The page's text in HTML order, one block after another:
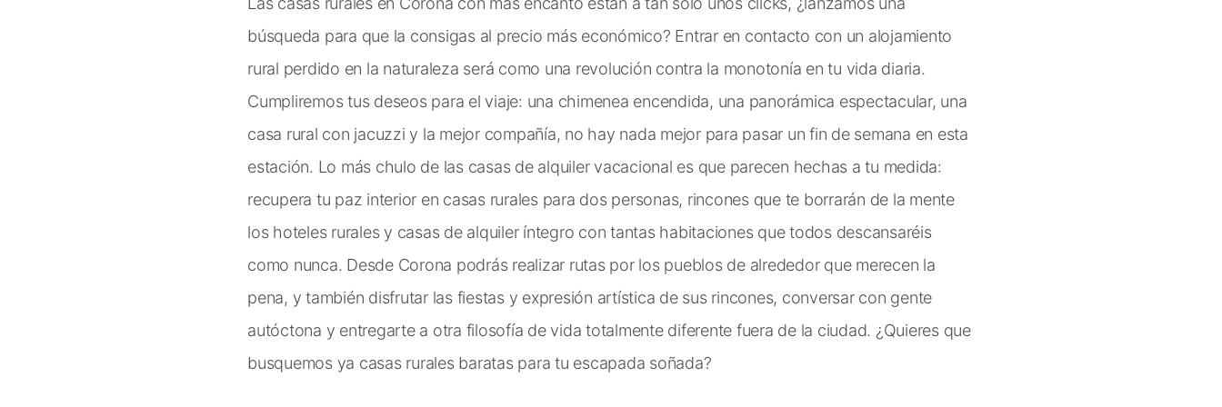
búsqueda para que la consigas al precio más económico? Entrar en contacto con un alojamiento
rural perdido en la naturaleza será como una revolución contra la monotonía en tu vida diaria.
Cumpliremos tus deseos para el viaje: una chimenea encendida, una panorámica espectacular, una
casa rural con jacuzzi y la mejor compañía, no hay nada mejor para pasar un fin de semana en esta
estación. Lo más chulo de las casas de alquiler vacacional es que parecen hechas a tu medida:
recupera tu paz interior en casas rurales para dos personas, rincones que te borrarán de la mente
los hoteles rurales y casas de alquiler íntegro con tantas habitaciones que todos descansaréis
como nunca. Desde Corona podrás realizar rutas por los pueblos de alrededor que merecen la
pena, y también disfrutar las fiestas y expresión artística de sus rincones, conversar con gente
autóctona y entregarte a otra filosofía de vida totalmente diferente fuera de la ciudad. ¿Quieres que
busquemos ya casas rurales baratas para tu escapada soñada?